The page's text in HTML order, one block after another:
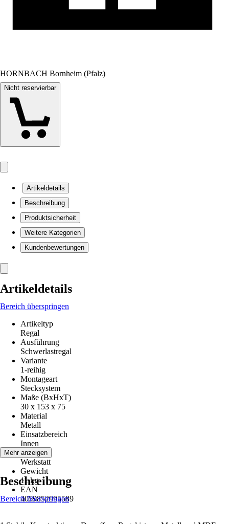
HORNBACH Bornheim (Pfalz)
Nicht reservierbar
Artikeldetails
Beschreibung
Produktsicherheit
Weitere Kategorien
Kundenbewertungen
Artikeldetails
Bereich überspringen
Artikeltyp
Regal
Ausführung
Schwerlastregal
Variante
1-reihig
Montageart
Stecksystem
Maße (BxHxT)
30 x 153 x 75
Material
Metall
Einsatzbereich
Innen
Räume
Werkstatt
Gewicht
11 kg
EAN
4059852995589
Mehr anzeigen
Beschreibung
Bereich überspringen